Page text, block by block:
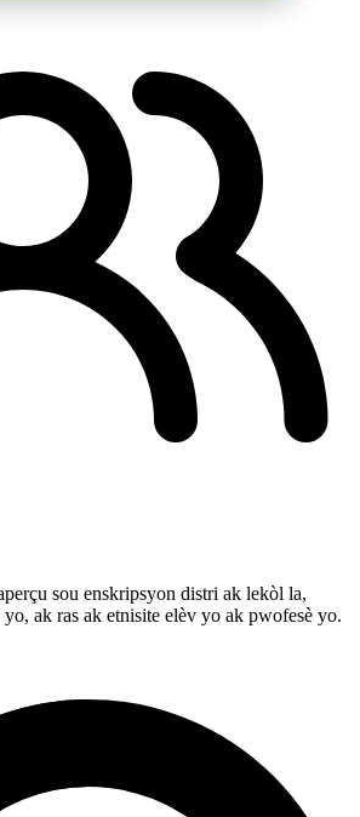
sou enskripsyon distri ak lekòl la,
ak ras ak etnisite elèv yo ak pwofesè yo.